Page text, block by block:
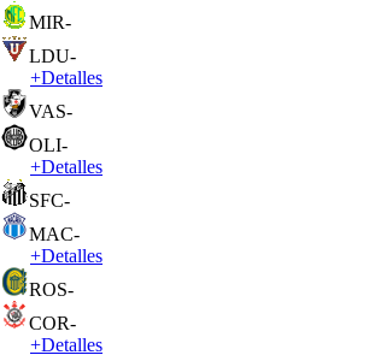
MIR-
LDU-
+Detalles
VAS-
OLI-
+Detalles
SFC-
MAC-
+Detalles
ROS-
COR-
+Detalles